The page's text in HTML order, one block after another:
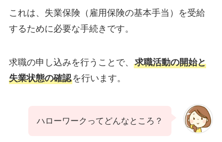
これは、失業保険（雇用保険の基本手当）を受給
するために必要な手続きです。
求職の申し込みを行うことで、 求職活動の開始と
失業状態の確認を行います。
ハローワークってどんなところ？